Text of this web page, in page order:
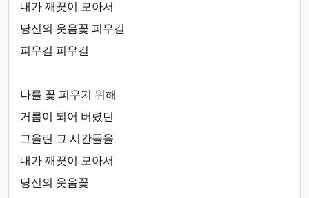
내가 깨끗이 모아서
당신의 웃음꽃 피우길
피우길 피우길
나를 꽃 피우기 위해
거름이 되어 버렸던
그을린 그 시간들을
내가 깨끗이 모아서
당신의 웃음꽃